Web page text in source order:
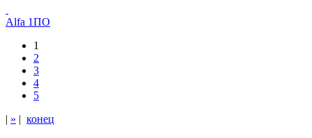
Alfa 1ПО
1
2
3
4
5
| » | конец